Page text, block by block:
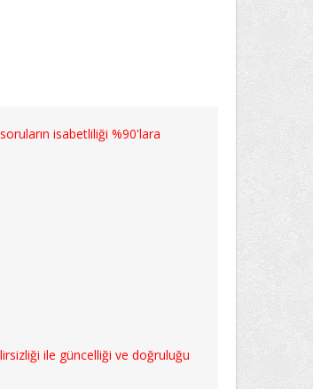
soruların isabetliliği %90'lara
ile güncelliği ve doğruluğu